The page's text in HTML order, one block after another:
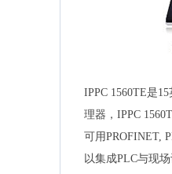
IPPC 1560TE是
理器，IPPC
可用PROFINET,
以集成PLC与现